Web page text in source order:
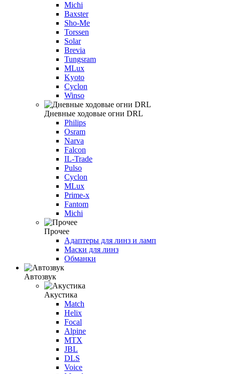
Michi
Baxster
Sho-Me
Torssen
Solar
Brevia
Tungsram
MLux
Kyoto
Cyclon
Winso
Дневные ходовые огни DRL
Philips
Osram
Narva
Falcon
IL-Trade
Pulso
Cyclon
MLux
Prime-x
Fantom
Michi
Прочее
Адаптеры для линз и ламп
Маски для линз
Обманки
Автозвук
Акустика
Match
Helix
Focal
Alpine
MTX
JBL
DLS
Voice